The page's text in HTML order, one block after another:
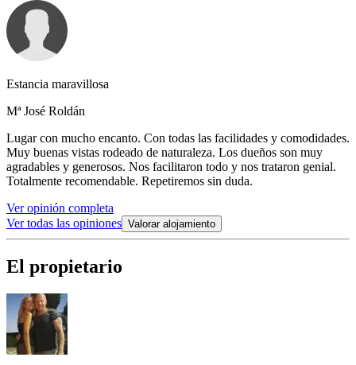
Estancia maravillosa
Mª José Roldán
Lugar con mucho encanto. Con todas las facilidades y comodidades.
Muy buenas vistas rodeado de naturaleza. Los dueños son muy
agradables y generosos. Nos facilitaron todo y nos trataron genial.
Totalmente recomendable. Repetiremos sin duda.
Ver opinión completa
Ver todas las opiniones Valorar alojamiento
El propietario